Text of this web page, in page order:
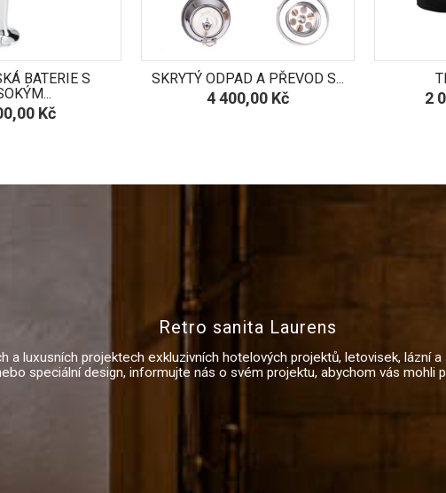
BATERIE S
Kč
SKRYTÝ ODPAD A PŘEVOD S...
Cena
4 400,00 Kč 2
Retro sanita Laurens
a luxusních projektech exkluzivních hotelových projektů, letovisek, lázní
speciální design, informujte nás o svém projektu, abychom vás mohli